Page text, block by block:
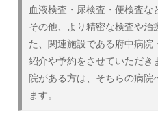
血液検査・尿検査・便検査な
その他、より精密な検査や
た、関連施設である府中病
紹介や予約をさせていただ
院がある方は、そちらの病院
ます。